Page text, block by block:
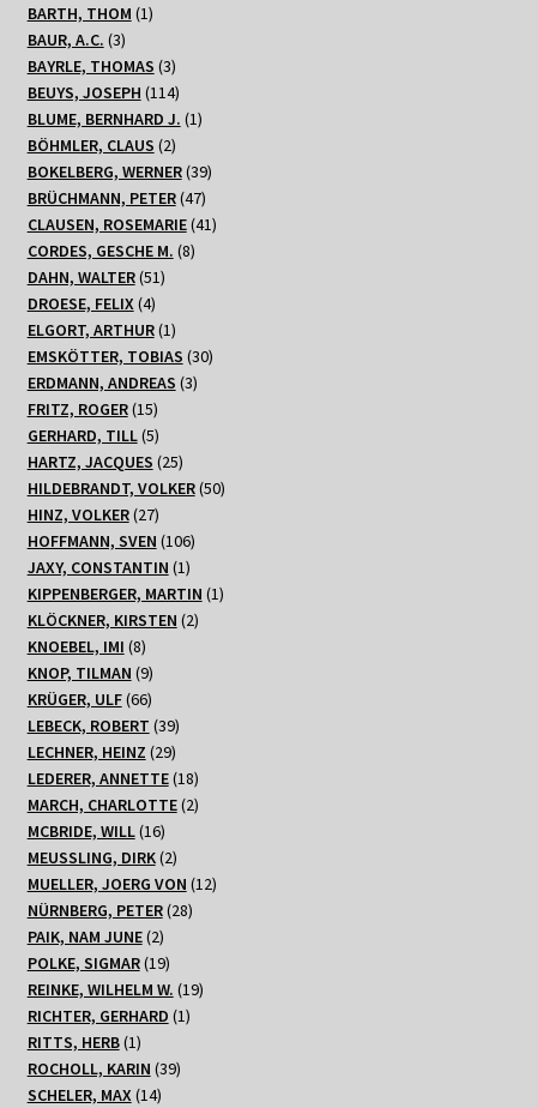
BARTH, THOM 11
BAUR, A.C. 33
Produkte
BAYRLE, THOMAS 33
Produkte
BEUYS, JOSEPH 114114
Produkte
BLUME, BERNHARD J. 11
BÖHMLER, CLAUS 22
Produkte
BOKELBERG, WERNER 3939
BRÜCHMANN, PETER 4747
Produkte
CLAUSEN, ROSEMARIE 4141
CORDES, GESCHE M. 88
DAHN, WALTER 5151
DROESE, FELIX 44
Produkte
ELGORT, ARTHUR 11
Produkt
EMSKÖTTER, TOBIAS 3030
ERDMANN, ANDREAS 33
FRITZ, ROGER 1515
Produkte
GERHARD, TILL 55
Produkte
HARTZ, JACQUES 2525
Produkte
HILDEBRANDT, VOLKER 5050
HINZ, VOLKER 2727
Produkte
HOFFMANN, SVEN 106106
Produkte
JAXY, CONSTANTIN 11
Produkt
KIPPENBERGER, MARTIN 11
KLÖCKNER, KIRSTEN 22
KNOEBEL, IMI 88
Produkte
KNOP, TILMAN 99
Produkte
KRÜGER, ULF 6666
Produkte
LEBECK, ROBERT 3939
Produkte
LECHNER, HEINZ 2929
Produkte
LEDERER, ANNETTE 1818
Produkte
MARCH, CHARLOTTE 22
MCBRIDE, WILL 1616
Produkte
MEUSSLING, DIRK 22
Produkte
MUELLER, JOERG VON 1212
NÜRNBERG, PETER 2828
PAIK, NAM JUNE 22
Produkte
POLKE, SIGMAR 1919
Produkte
REINKE, WILHELM W. 1919
RICHTER, GERHARD 11
RITTS, HERB 11
Produkt
ROCHOLL, KARIN 3939
SCHELER, MAX 1414